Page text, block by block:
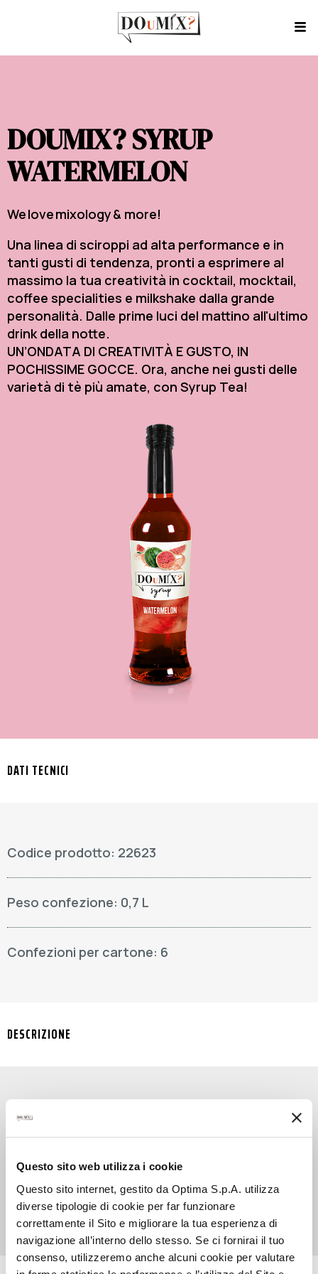
Questo sito web utilizza i cookie
Questo sito internet, gestito da Optima S.p.A. utilizza
diverse tipologie di cookie per far funzionare
correttamente il Sito e migliorare la tua esperienza di
navigazione all’interno dello stesso. Se ci fornirai il tuo
consenso, utilizzeremo anche alcuni cookie per valutare
DOUMIX? SYRUP
WATERMELON
We love mixology & more!
Una linea di sciroppi ad alta performance e in
tanti gusti di tendenza, pronti a esprimere al
massimo la tua creatività in cocktail, mocktail,
coffee specialities e milkshake dalla grande
personalità. Dalle prime luci del mattino all'ultimo
drink della notte.
UN’ONDATA DI CREATIVITÀ E GUSTO, IN
POCHISSIME GOCCE. Ora, anche nei gusti delle
varietà di tè più amate, con Syrup Tea!
DATI TECNICI
Codice prodotto: 22623
Peso confezione: 0,7 L
Confezioni per cartone: 6
DESCRIZIONE
SYRUP WATERMELON è un fresco piacere al
sapore d’estate, perfetto per dare un tocco di
mocktail. Uno sciroppo all’anguria, formulato per
impreziosire con la sua dolcezza e il suo colore
tante specialità diverse.